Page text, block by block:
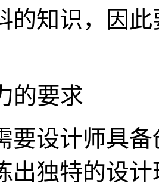
的知识，因
的要求
要设计师具
出独特的设